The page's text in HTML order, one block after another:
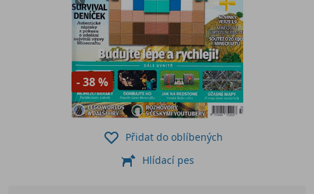
- 38 %
Přidat do oblíbených
Hlídací pes